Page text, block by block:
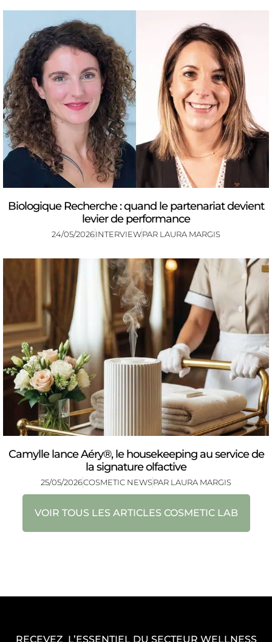
Biologique Recherche : quand le partenariat devient
levier de performance
24/05/2026INTERVIEWPAR LAURA MARGIS
Camylle lance Aéry®, le housekeeping au service de
la signature olfactive
25/05/2026COSMETIC NEWSPAR LAURA MARGIS
VOIR TOUS LES ARTICLES COSMETIC LAB
RECEVEZ L’ESSENTIEL DU SECTEUR WELLNESS